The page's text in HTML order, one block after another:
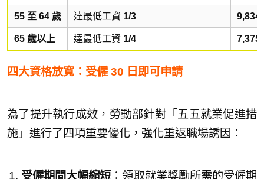
55 至 64 歲 達最低工資 1/3 9,834
65 歲以上 達最低工資 1/4 7,375
四大資格放寬：受僱 30 日即可申請
為了提升執行成效，勞動部針對「五五就業促進措
施」進行了四項重要優化，強化重返職場誘因：
受僱期間大幅縮短：領取就業獎勵所需的受僱期